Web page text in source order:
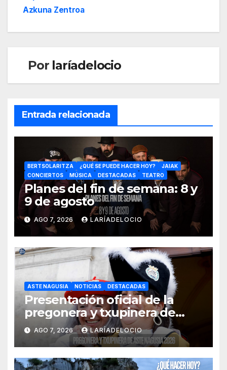
Azkuna Zentroa
Por laríadelocio
Entrada relacionada
BERTSOLARITZA ¿QUÉ SE PUEDE HACER HOY?
JAIAK
CONCIERTOS
MÚSICA DESTACADAS TEATRO
Planes del fin de semana: 8 y
9 de agosto
AGO 7, 2026 LARÍADELOCIO
ASTE NAGUSIA NOTICIAS DESTACADAS
Presentación oficial de la
pregonera y txupinera de
Aste Nagusia 2026
AGO 7, 2026 LARÍADELOCIO